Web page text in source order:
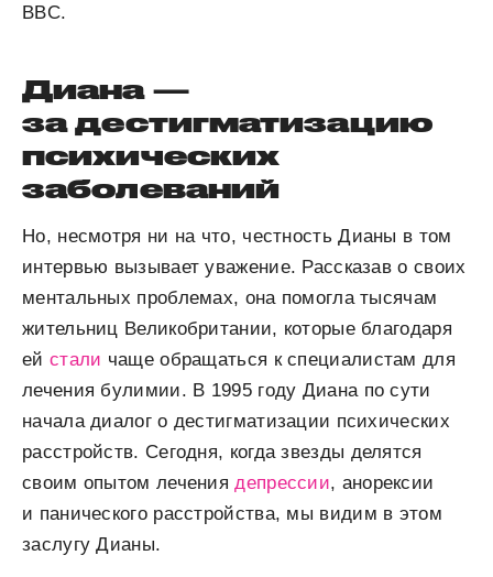
BBC.
Диана —
за дестигматизацию
психических
заболеваний
Но, несмотря ни на что, честность Дианы в том
интервью вызывает уважение. Рассказав о своих
ментальных проблемах, она помогла тысячам
жительниц Великобритании, которые благодаря
ей стали чаще обращаться к специалистам для
лечения булимии. В 1995 году Диана по сути
начала диалог о дестигматизации психических
расстройств. Сегодня, когда звезды делятся
своим опытом лечения депрессии, анорексии
и панического расстройства, мы видим в этом
заслугу Дианы.